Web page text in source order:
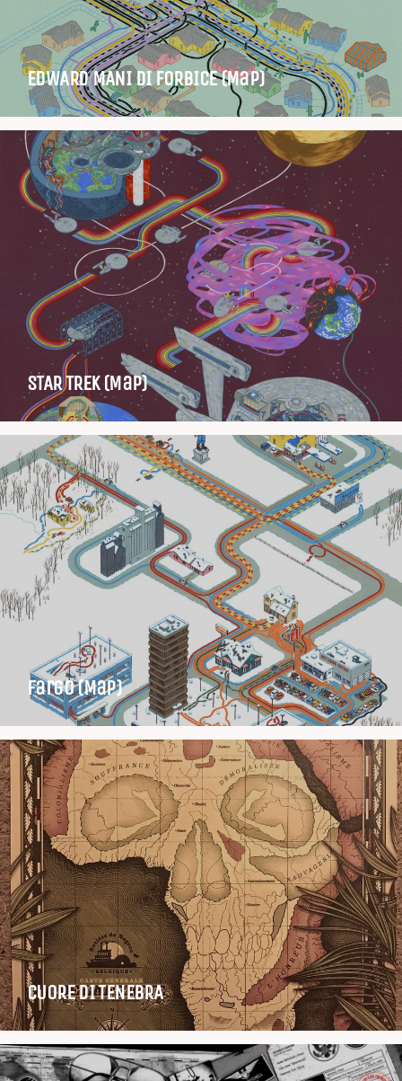
EDWARD MANI DI FORBICE (Map)
STAR TREK (Map)
Fargo (Map)
CUORE DI TENEBRA